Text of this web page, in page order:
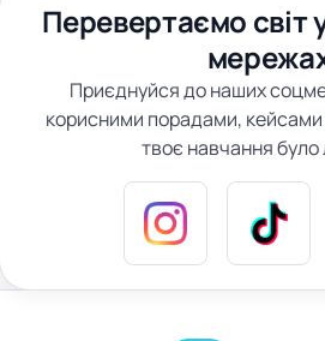
Перевертаємо світ
Приєднуйся до наших
корисними порадами,
твоє навчання